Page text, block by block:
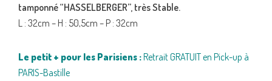
tamponné “HASSELBERGER”, très Stable.
L : 32cm – H : 50,5cm – P : 32cm
Le petit + pour les Parisiens :Retrait GRATUIT en Pick-up à
PARIS-Bastille